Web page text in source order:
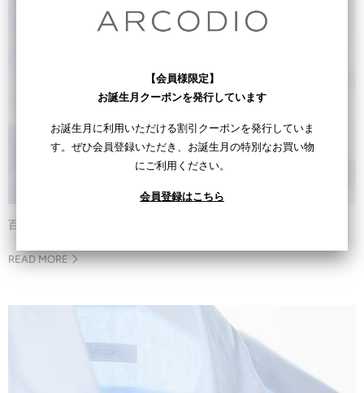
百貨店における一部商品の取り扱いについて
READ MORE
【会員様限定】
お誕生月クーポンを発行しています
お誕生月に利用いただける割引クーポンを発行していま
す。ぜひ会員登録いただき、お誕生月の特別なお買い物
にご利用ください。
会員登録はこちら